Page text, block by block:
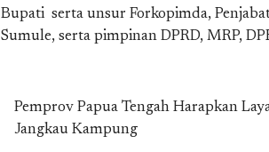
Bupati serta unsur Forkopimda,
Sumule, serta pimpinan DPRD, MRP,
Pemprov Papua Tengah Harapkan
Jangkau Kampung